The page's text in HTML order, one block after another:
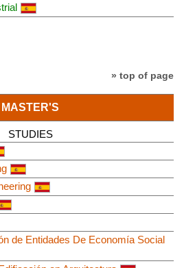
» top of page
MASTER'S
STUDIES
de Entidades De Economía Social